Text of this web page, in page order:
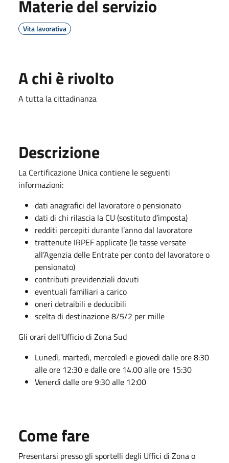
Materie del servizio
Vita lavorativa
A chi è rivolto
A tutta la cittadinanza
Descrizione
La Certificazione Unica contiene le seguenti
informazioni:
dati anagrafici del lavoratore o pensionato
dati di chi rilascia la CU (sostituto d’imposta)
redditi percepiti durante l’anno dal lavoratore
trattenute IRPEF applicate (le tasse versate
all’Agenzia delle Entrate per conto del lavoratore o
pensionato)
contributi previdenziali dovuti
eventuali familiari a carico
oneri detraibili e deducibili
scelta di destinazione 8/5/2 per mille
Gli orari dell'Ufficio di Zona Sud
Lunedì, martedì, mercoledì e giovedì dalle ore 8:30
alle ore 12:30 e dalle ore 14.00 alle ore 15:30
Venerdì dalle ore 9:30 alle 12:00
Come fare
Presentarsi presso gli sportelli degli Uffici di Zona o